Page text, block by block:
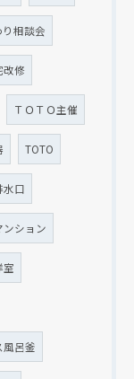
相談会
改修
ＴＯＴＯ主催
TOTO
水口
ンション
室
風呂釜